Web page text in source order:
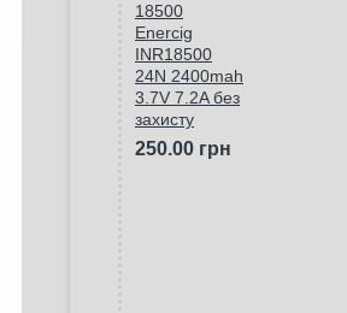
18500
Enercig
INR18500
24N 2400mah
3.7V 7.2A без
захисту
250.00 грн